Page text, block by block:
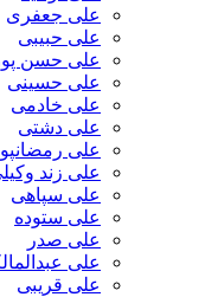
علی جعفری
علی حبیبی
علی حسن پور
علی حسینی
علی خادمی
علی دشتی
علی رمضانپور و آمین
علی زند وکیلی
علی سپاهی
علی ستوده
علی صدر
علی عبدالمالکی
علی قریبی